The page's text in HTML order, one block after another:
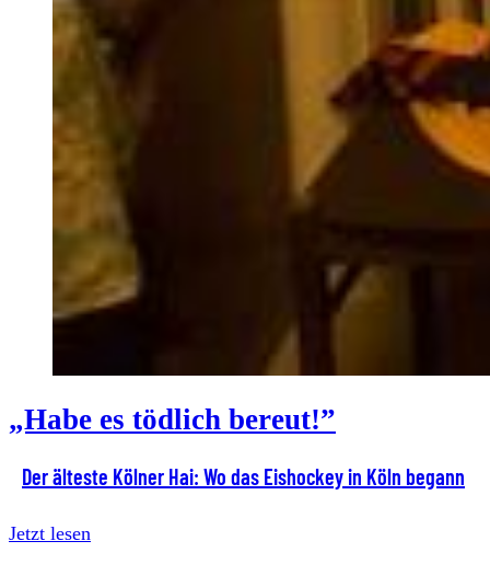
„Habe es tödlich bereut!”
Der älteste Kölner Hai: Wo das Eishockey in Köln begann
Jetzt lesen